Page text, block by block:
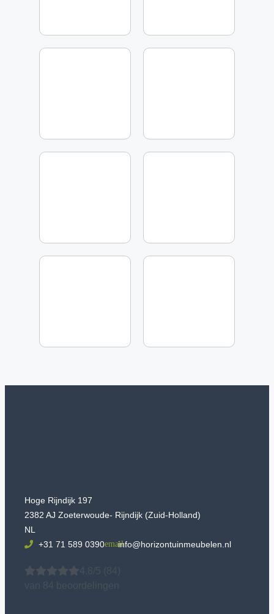
Hoge Rijndijk 197
2382 AJ Zoeterwoude- Rijndijk (Zuid-Holland)
NL
+31 71 589 0390
info@horizontuinmeubelen.nl
4.8/5
(84)
van 84 beoordelingen